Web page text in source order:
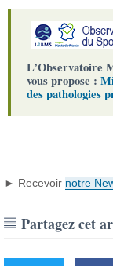
L’Observatoire
vous propose :
des pathologies
► Recevoir notre
Partagez cet